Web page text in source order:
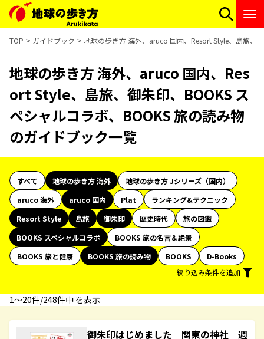
TOP ガイドブック 地球の歩き方 海外、aruco 国内、Resort Style、島旅、
地球の歩き方 海外、aruco 国内、Res
ort Style、島旅、御朱印、BOOKS ス
ペシャルコラボ、BOOKS 旅の読み物
のガイドブック一覧
すべて 地球の歩き方 海外
地球の歩き方 Jシリーズ（国内）
aruco 海外
aruco 国内 Plat
ランキング&テクニック
Resort Style
島旅 御朱印 歴史時代
旅の図鑑
BOOKS スペシャルコラボ
BOOKS 旅の名言＆絶景
BOOKS 旅と健康
BOOKS 旅の読み物 BOOKS
D-Books
絞り込み条件を追加
1〜20件/248件中 を表示
御朱印はじめました 関東の神社 週